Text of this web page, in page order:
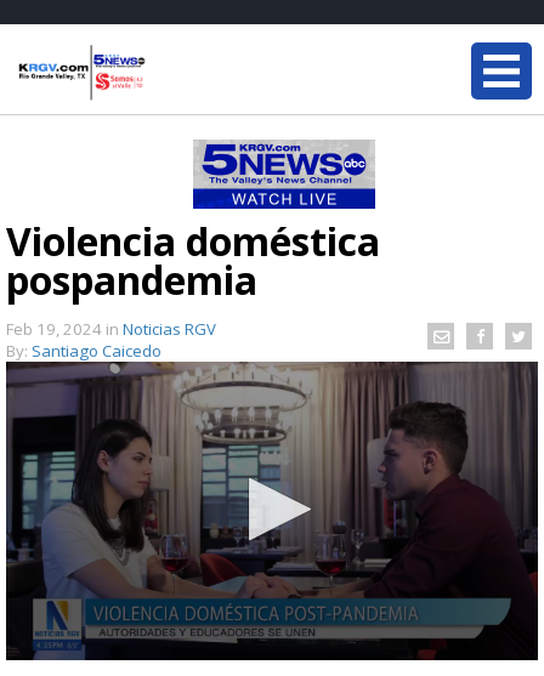
Violencia doméstica
pospandemia
Feb 19, 2024 in Noticias RGV
By: Santiago Caicedo